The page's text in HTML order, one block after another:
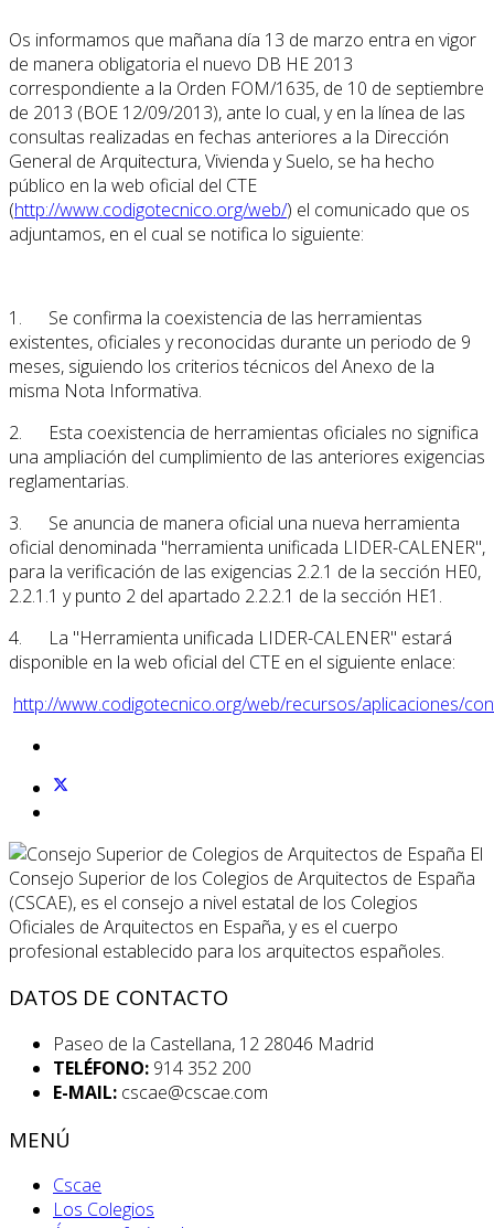
Os informamos que mañana día 13 de marzo entra en vigor
de manera obligatoria el nuevo DB HE 2013
correspondiente a la Orden FOM/1635, de 10 de septiembre
de 2013 (BOE 12/09/2013), ante lo cual, y en la línea de las
consultas realizadas en fechas anteriores a la Dirección
General de Arquitectura, Vivienda y Suelo, se ha hecho
público en la web oficial del CTE
(http://www.codigotecnico.org/web/) el comunicado que os
adjuntamos, en el cual se notifica lo siguiente:
1. Se confirma la coexistencia de las herramientas
existentes, oficiales y reconocidas durante un periodo de 9
meses, siguiendo los criterios técnicos del Anexo de la
misma Nota Informativa.
2. Esta coexistencia de herramientas oficiales no significa
una ampliación del cumplimiento de las anteriores exigencias
reglamentarias.
3. Se anuncia de manera oficial una nueva herramienta
oficial denominada "herramienta unificada LIDER-CALENER",
para la verificación de las exigencias 2.2.1 de la sección HE0,
2.2.1.1 y punto 2 del apartado 2.2.2.1 de la sección HE1.
4. La "Herramienta unificada LIDER-CALENER" estará
disponible en la web oficial del CTE en el siguiente enlace:
http://www.codigotecnico.org/web/recursos/aplicaciones/
El
Consejo Superior de los Colegios de Arquitectos de España
(CSCAE), es el consejo a nivel estatal de los Colegios
Oficiales de Arquitectos en España, y es el cuerpo
profesional establecido para los arquitectos españoles.
DATOS DE CONTACTO
Paseo de la Castellana, 12 28046 Madrid
TELÉFONO: 914 352 200
E-MAIL: cscae@cscae.com
MENÚ
Cscae
Los Colegios